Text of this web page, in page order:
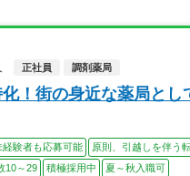
正社員 調剤薬局
！街の身近な薬局とし
経験者も応募可能 原則、引越しを伴う
10～29 積極採用中 夏～秋入職可